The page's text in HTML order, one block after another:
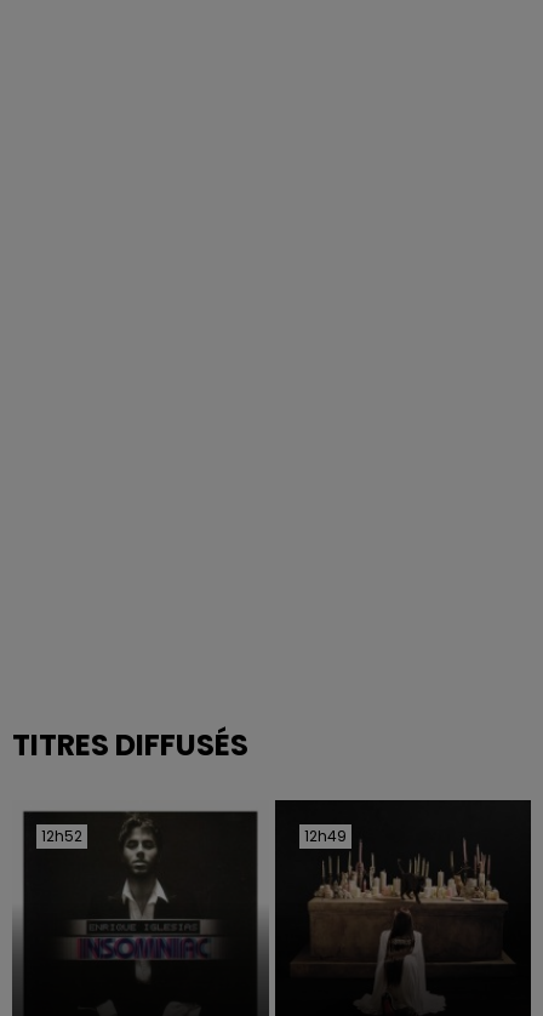
TITRES DIFFUSÉS
12h52
12h52 12h49
12h49